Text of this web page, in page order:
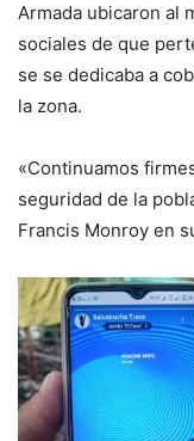
Armada ubicaron al
sociales de que
se se dedicaba a
la zona.
«Continuamos
seguridad de la
Francis Monroy en